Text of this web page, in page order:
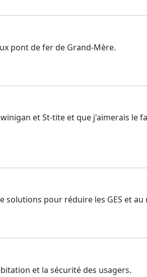
pont de fer de Grand-Mère.
et St-tite et que j'aimerais le
pour réduire les GES et
et la sécurité des usagers.